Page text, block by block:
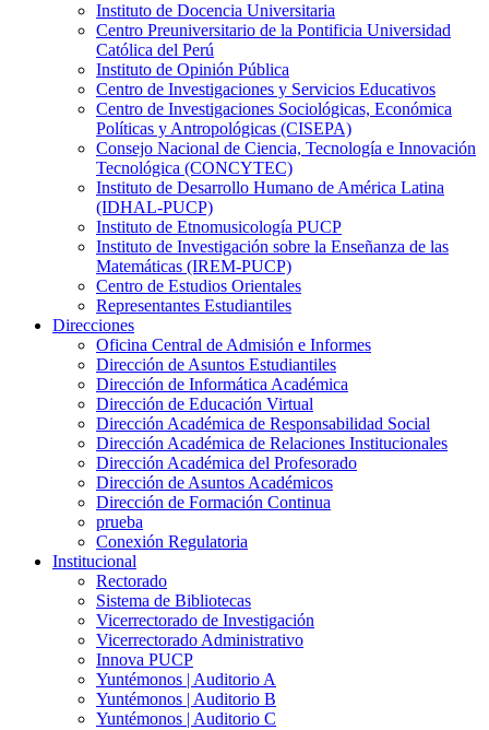
Instituto de Docencia Universitaria
Centro Preuniversitario de la Pontificia Universidad
Católica del Perú
Instituto de Opinión Pública
Centro de Investigaciones y Servicios Educativos
Centro de Investigaciones Sociológicas, Económica
Políticas y Antropológicas (CISEPA)
Consejo Nacional de Ciencia, Tecnología e Innovación
Tecnológica (CONCYTEC)
Instituto de Desarrollo Humano de América Latina
(IDHAL-PUCP)
Instituto de Etnomusicología PUCP
Instituto de Investigación sobre la Enseñanza de las
Matemáticas (IREM-PUCP)
Centro de Estudios Orientales
Representantes Estudiantiles
Direcciones
Oficina Central de Admisión e Informes
Dirección de Asuntos Estudiantiles
Dirección de Informática Académica
Dirección de Educación Virtual
Dirección Académica de Responsabilidad Social
Dirección Académica de Relaciones Institucionales
Dirección Académica del Profesorado
Dirección de Asuntos Académicos
Dirección de Formación Continua
prueba
Conexión Regulatoria
Institucional
Rectorado
Sistema de Bibliotecas
Vicerrectorado de Investigación
Vicerrectorado Administrativo
Innova PUCP
Yuntémonos | Auditorio A
Yuntémonos | Auditorio B
Yuntémonos | Auditorio C